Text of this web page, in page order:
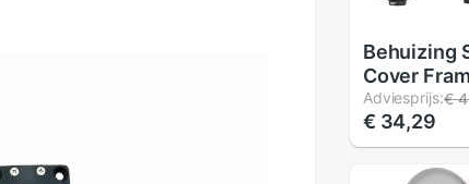
Behuizing
Cover
Voor Dji
Met 1/4
Motion
Interface
Adviesprijs:€
€ 34,29